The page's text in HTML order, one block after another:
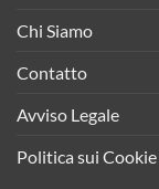
Chi Siamo
Contatto
Avviso Legale
Politica sui Cookie